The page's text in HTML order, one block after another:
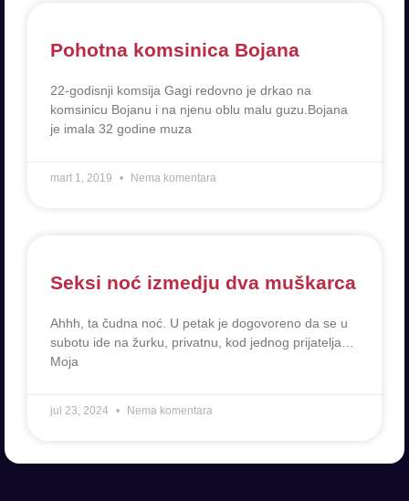
Pohotna komsinica Bojana
22-godisnji komsija Gagi redovno je drkao na
komsinicu Bojanu i na njenu oblu malu guzu.Bojana
je imala 32 godine muza
mart 1, 2019 Nema komentara
Seksi noć izmedju dva muškarca
Ahhh, ta čudna noć. U petak je dogovoreno da se u
subotu ide na žurku, privatnu, kod jednog prijatelja…
Moja
jul 23, 2024 Nema komentara